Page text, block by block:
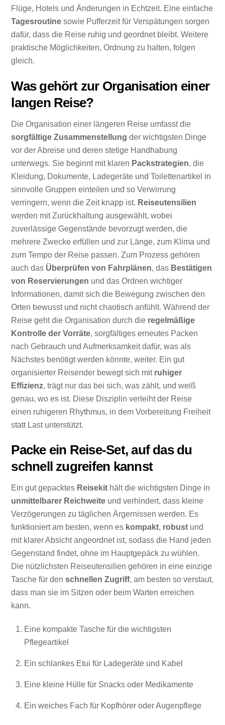
Flüge, Hotels und Änderungen in Echtzeit. Eine einfache
Tagesroutine sowie Pufferzeit für Verspätungen sorgen
dafür, dass die Reise ruhig und geordnet bleibt. Weitere
praktische Möglichkeiten, Ordnung zu halten, folgen
gleich.
Was gehört zur Organisation einer
langen Reise?
Die Organisation einer längeren Reise umfasst die
sorgfältige Zusammenstellung der wichtigsten Dinge
vor der Abreise und deren stetige Handhabung
unterwegs. Sie beginnt mit klaren Packstrategien, die
Kleidung, Dokumente, Ladegeräte und Toilettenartikel in
sinnvolle Gruppen einteilen und so Verwirrung
verringern, wenn die Zeit knapp ist. Reiseutensilien
werden mit Zurückhaltung ausgewählt, wobei
zuverlässige Gegenstände bevorzugt werden, die
mehrere Zwecke erfüllen und zur Länge, zum Klima und
zum Tempo der Reise passen. Zum Prozess gehören
auch das Überprüfen von Fahrplänen, das Bestätigen
von Reservierungen und das Ordnen wichtiger
Informationen, damit sich die Bewegung zwischen den
Orten bewusst und nicht chaotisch anfühlt. Während der
Reise geht die Organisation durch die regelmäßige
Kontrolle der Vorräte, sorgfältiges erneutes Packen
nach Gebrauch und Aufmerksamkeit dafür, was als
Nächstes benötigt werden könnte, weiter. Ein gut
organisierter Reisender bewegt sich mit ruhiger
Effizienz, trägt nur das bei sich, was zählt, und weiß
genau, wo es ist. Diese Disziplin verleiht der Reise
einen ruhigeren Rhythmus, in dem Vorbereitung Freiheit
statt Last unterstützt.
Packe ein Reise-Set, auf das du
schnell zugreifen kannst
Ein gut gepacktes Reisekit hält die wichtigsten Dinge in
unmittelbarer Reichweite und verhindert, dass kleine
Verzögerungen zu täglichen Ärgernissen werden. Es
funktioniert am besten, wenn es kompakt, robust und
mit klarer Absicht angeordnet ist, sodass die Hand jeden
Gegenstand findet, ohne im Hauptgepäck zu wühlen.
Die nützlichsten Reiseutensilien gehören in eine einzige
Tasche für denschnellen Zugriff, am besten so verstaut,
dass man sie im Sitzen oder beim Warten erreichen
kann.
Eine kompakte Tasche für die wichtigsten
Pflegeartikel
Ein schlankes Etui für Ladegeräte und Kabel
Eine kleine Hülle für Snacks oder Medikamente
Ein weiches Fach für Kopfhörer oder Augenpflege